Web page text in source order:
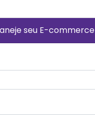
seu E-commerce